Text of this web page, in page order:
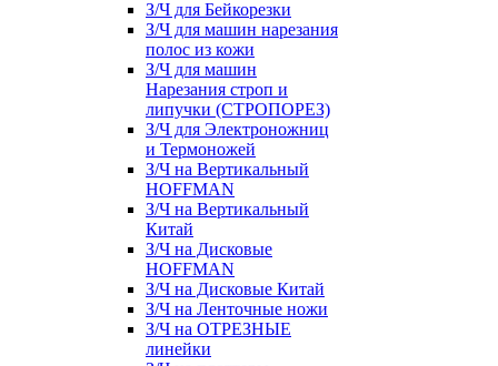
З/Ч для Бейкорезки
З/Ч для машин нарезания
полос из кожи
З/Ч для машин
Нарезания строп и
липучки (СТРОПОРЕЗ)
З/Ч для Электроножниц
и Термоножей
З/Ч на Вертикальный
HOFFMAN
З/Ч на Вертикальный
Китай
З/Ч на Дисковые
HOFFMAN
З/Ч на Дисковые Китай
З/Ч на Ленточные ножи
З/Ч на ОТРЕЗНЫЕ
линейки